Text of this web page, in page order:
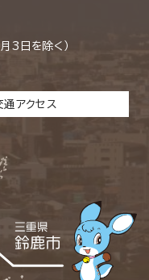
3日を除く）
通アクセス